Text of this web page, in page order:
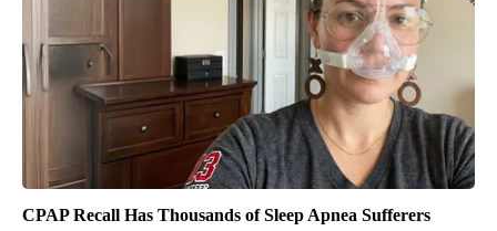
CPAP Recall Has Thousands of Sleep Apnea Sufferers